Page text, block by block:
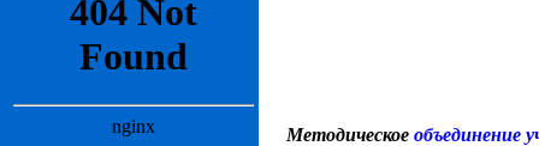
Методическое объединение